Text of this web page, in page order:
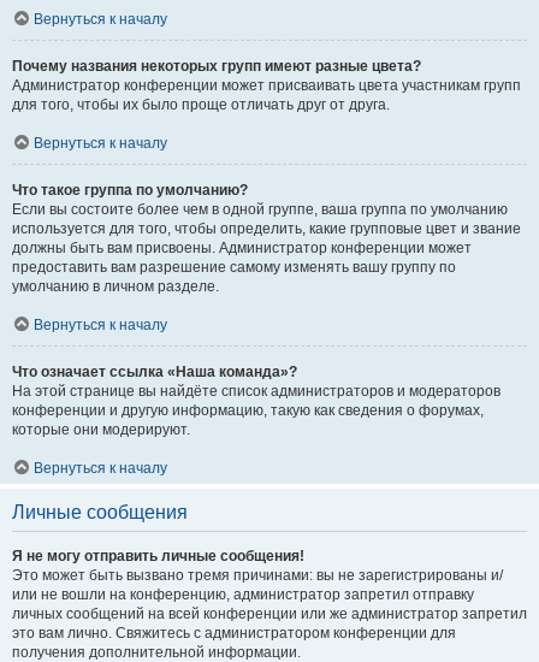
Вернуться к началу
Почему названия некоторых групп имеют разные цвета?
Администратор конференции может присваивать цвета участникам групп
для того, чтобы их было проще отличать друг от друга.
Вернуться к началу
Что такое группа по умолчанию?
Если вы состоите более чем в одной группе, ваша группа по умолчанию
используется для того, чтобы определить, какие групповые цвет и звание
должны быть вам присвоены. Администратор конференции может
предоставить вам разрешение самому изменять вашу группу по
умолчанию в личном разделе.
Вернуться к началу
Что означает ссылка «Наша команда»?
На этой странице вы найдёте список администраторов и модераторов
конференции и другую информацию, такую как сведения о форумах,
которые они модерируют.
Вернуться к началу
Личные сообщения
Я не могу отправить личные сообщения!
Это может быть вызвано тремя причинами: вы не зарегистрированы и/
или не вошли на конференцию, администратор запретил отправку
личных сообщений на всей конференции или же администратор запретил
это вам лично. Свяжитесь с администратором конференции для
получения дополнительной информации.